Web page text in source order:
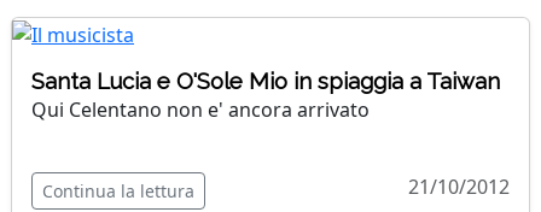
Santa Lucia e O'Sole Mio in spiaggia a Taiwan
Qui Celentano non e' ancora arrivato
Continua la lettura 21/10/2012